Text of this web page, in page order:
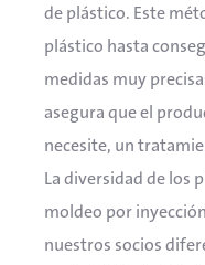
de plástico. Este
plástico hasta
medidas muy
asegura que el
necesite, un
La diversidad de los
moldeo por
nuestros socios